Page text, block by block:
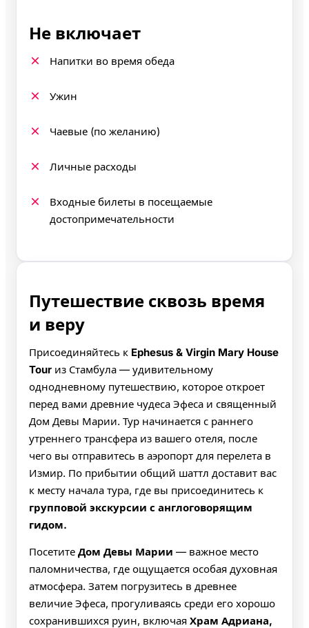
Не включает
Напитки во время обеда
Ужин
Чаевые (по желанию)
Личные расходы
Входные билеты в посещаемые
достопримечательности
Путешествие сквозь время
и веру
Присоединяйтесь к Ephesus & Virgin Mary House
Tour из Стамбула — удивительному
однодневному путешествию, которое откроет
перед вами древние чудеса Эфеса и священный
Дом Девы Марии. Тур начинается с раннего
утреннего трансфера из вашего отеля, после
чего вы отправитесь в аэропорт для перелета в
Измир. По прибытии общий шаттл доставит вас
к месту начала тура, где вы присоединитесь к
групповой экскурсии с англоговорящим
гидом.
Посетите Дом Девы Марии — важное место
паломничества, где ощущается особая духовная
атмосфера. Затем погрузитесь в древнее
величие Эфеса, прогуливаясь среди его хорошо
сохранившихся руин, включая Храм Адриана,